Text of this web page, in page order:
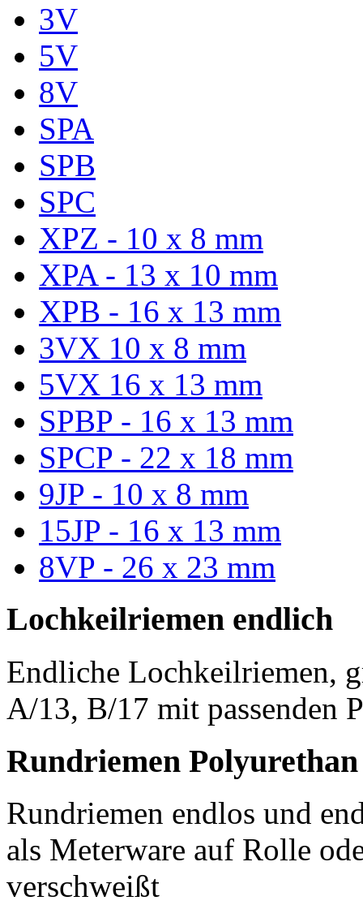
3V
5V
8V
SPA
SPB
SPC
XPZ - 10 x 8 mm
XPA - 13 x 10 mm
XPB - 16 x 13 mm
3VX 10 x 8 mm
5VX 16 x 13 mm
SPBP - 16 x 13 mm
SPCP - 22 x 18 mm
9JP - 10 x 8 mm
15JP - 16 x 13 mm
8VP - 26 x 23 mm
Lochkeilriemen endlich
Endliche Lochkeilriemen,
A/13, B/17 mit passenden
Rundriemen Polyurethan
Rundriemen endlos und
als Meterware auf Rolle
verschweißt